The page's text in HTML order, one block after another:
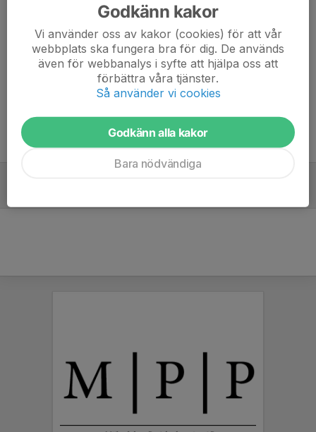
Vi önskar er alla en riktigt skön sommar!
/ Ledarna
Dela nyhet
Tidigare nyheter
Godkänn kakor
Vi använder oss av kakor (cookies) för att vår
webbplats ska fungera bra för dig. De används
även för webbanalys i syfte att hjälpa oss att
förbättra våra tjänster.
Så använder vi cookies
Godkänn alla kakor
Bara nödvändiga